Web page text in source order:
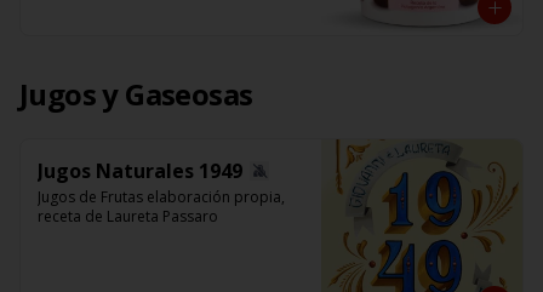
Jugos y Gaseosas
Jugos Naturales 1949
Jugos de Frutas elaboración propia,
receta de Laureta Passaro